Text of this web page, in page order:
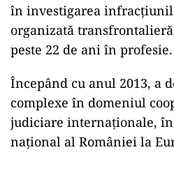
în investigarea
organizată
peste 22 de ani în profesie.
Începând cu anul 2013, a
complexe în domeniul
judiciare internaționale,
național al României la